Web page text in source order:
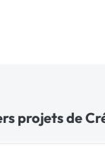
projets de